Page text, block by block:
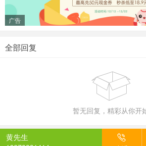
黄先生 
广告
全部回复

暂无回复，精彩从你开